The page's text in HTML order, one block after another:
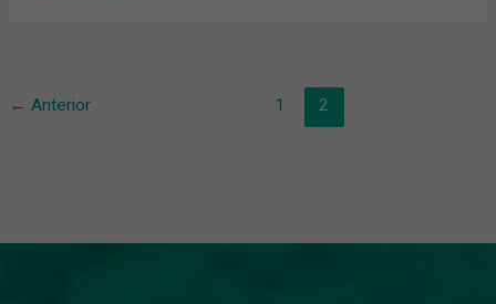
← Anterior 1 2